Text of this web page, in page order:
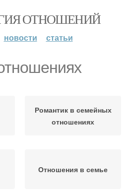
ОТНОШЕНИЙ
новости статьи
Романтик в семейных
отношениях
Отношения в семье